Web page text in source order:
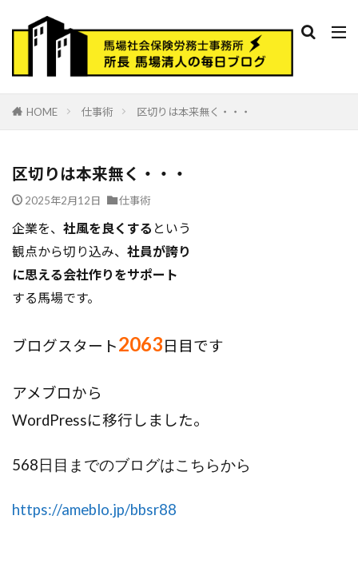
HOME 仕事術 区切りは本来無く・・・
区切りは本来無く・・・
2025年2月12日 仕事術
企業を、 社風を良くする という
観点から切り込み、 社員が誇り
に思える会社作りをサポート
する馬場です。
ブログスタート2063日目です
アメブロから
WordPressに移行しました。
568日目までのブログはこちらから
https://ameblo.jp/bbsr88